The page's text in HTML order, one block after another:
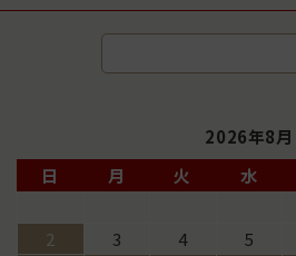
2026年8月
日
月 火 水
2
3 4 5